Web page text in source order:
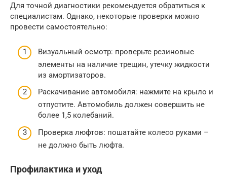
Для точной диагностики рекомендуется обратиться к
специалистам. Однако, некоторые проверки можно
провести самостоятельно:
Визуальный осмотр: проверьте резиновые
элементы на наличие трещин, утечку жидкости
из амортизаторов.
Раскачивание автомобиля: нажмите на крыло и
отпустите. Автомобиль должен совершить не
более 1,5 колебаний.
Проверка люфтов: пошатайте колесо руками –
не должно быть люфта.
Профилактика и уход